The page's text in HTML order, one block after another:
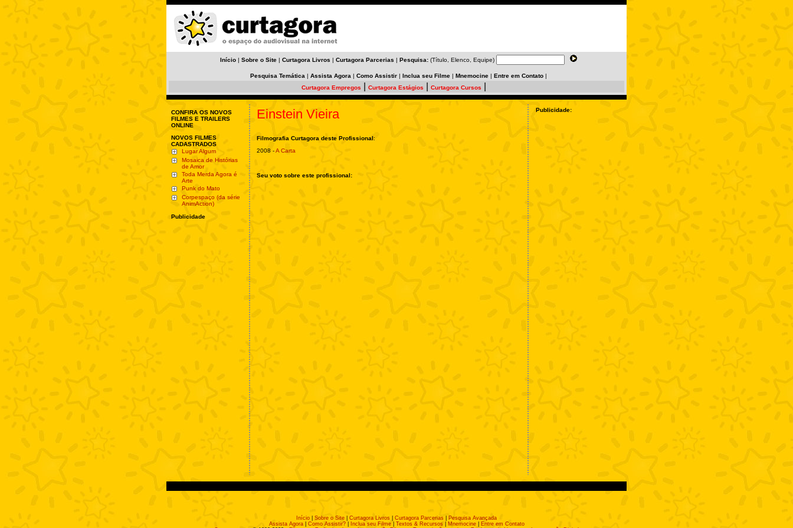
Início | Sobre o Site | Curtagora Livros | Curtagora Parcerias | Pesquisa: (Título, Elenco, Equipe)
Pesquisa Temática | Assista Agora | Como Assistir | Inclua seu Filme | Mnemocine | Entre em Contato |
Curtagora Empregos
Curtagora Estágios Curtagora Cursos
CONFIRA OS NOVOS
FILMES E TRAILERS
ONLINE
NOVOS FILMES
CADASTRADOS
Lugar Algum
Mosaica de Histórias
de Amor
Toda Merda Agora é
Arte
Punk do Mato
Corpespaço (da série
AnimAction)
Publicidade
Einstein Vieira
Filmografia Curtagora deste Profissional:
2008 -A Carta
Seu voto sobre este profissional:
Publicidade:
Início Sobre o Site Curtagora Livros Curtagora Parcerias
Pesquisa Avançada
Assista Agora| Como Assistir?| Inclua seu Filme| Textos & Recursos Mnemocine|
Entre em Contato